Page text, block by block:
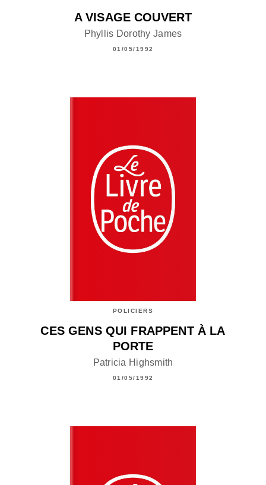
A VISAGE COUVERT
Phyllis Dorothy James
01/05/1992
POLICIERS
CES GENS QUI FRAPPENT À LA
PORTE
Patricia Highsmith
01/05/1992